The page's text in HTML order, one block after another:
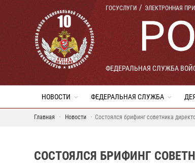
ГОСУСЛУГИ ЭЛЕКТРОННАЯ
ФЕДЕРАЛЬНАЯ СЛУЖБА
НОВОСТИ ФЕДЕРАЛЬНАЯ СЛУЖБА
Главная Новости Состоялся брифинг советника
СОСТОЯЛСЯ БРИФИНГ